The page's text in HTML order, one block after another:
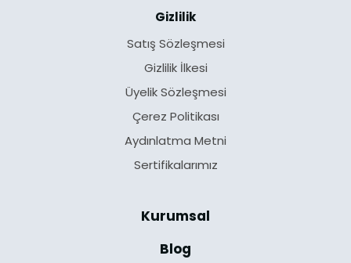
Gizlilik
Satış Sözleşmesi
Gizlilik İlkesi
Üyelik Sözleşmesi
Çerez Politikası
Aydınlatma Metni
Sertifikalarımız
Kurumsal
Blog